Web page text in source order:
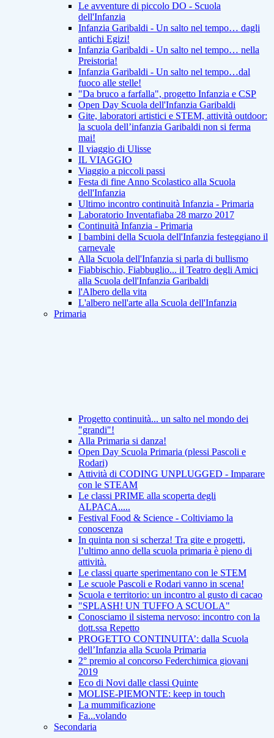
Le avventure di piccolo DO - Scuola
dell'Infanzia
Infanzia Garibaldi - Un salto nel tempo… dagli
antichi Egizi!
Infanzia Garibaldi - Un salto nel tempo… nella
Preistoria!
Infanzia Garibaldi - Un salto nel tempo…dal
fuoco alle stelle!
"Da bruco a farfalla", progetto Infanzia e CSP
Open Day Scuola dell'Infanzia Garibaldi
Gite, laboratori artistici e STEM, attività outdoor:
la scuola dell’infanzia Garibaldi non si ferma
mai!
Il viaggio di Ulisse
IL VIAGGIO
Viaggio a piccoli passi
Festa di fine Anno Scolastico alla Scuola
dell'Infanzia
Ultimo incontro continuità Infanzia - Primaria
Laboratorio Inventafiaba 28 marzo 2017
Continuità Infanzia - Primaria
I bambini della Scuola dell'Infanzia festeggiano il
carnevale
Alla Scuola dell'Infanzia si parla di bullismo
Fiabbischio, Fiabbuglio... il Teatro degli Amici
alla Scuola dell'Infanzia Garibaldi
l'Albero della vita
L'albero nell'arte alla Scuola dell'Infanzia
Primaria
Progetto continuità... un salto nel mondo dei
"grandi"!
Alla Primaria si danza!
Open Day Scuola Primaria (plessi Pascoli e
Rodari)
Attività di CODING UNPLUGGED - Imparare
con le STEAM
Le classi PRIME alla scoperta degli
ALPACA.....
Festival Food & Science - Coltiviamo la
conoscenza
In quinta non si scherza! Tra gite e progetti,
l’ultimo anno della scuola primaria è pieno di
attività.
Le classi quarte sperimentano con le STEM
Le scuole Pascoli e Rodari vanno in scena!
Scuola e territorio: un incontro al gusto di cacao
"SPLASH! UN TUFFO A SCUOLA"
Conosciamo il sistema nervoso: incontro con la
dott.ssa Repetto
PROGETTO CONTINUITA’: dalla Scuola
dell’Infanzia alla Scuola Primaria
2° premio al concorso Federchimica giovani
2019
Eco di Novi dalle classi Quinte
MOLISE-PIEMONTE: keep in touch
La mummificazione
Fa...volando
Secondaria